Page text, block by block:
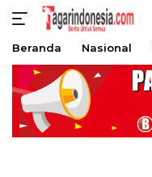
Langsung
konten
Beranda Nasional